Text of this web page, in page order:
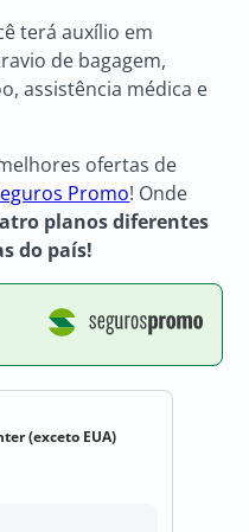
terá auxílio em
de bagagem,
assistência médica e
ofertas de
Promo! Onde
planos diferentes
do país!
(exceto EUA)